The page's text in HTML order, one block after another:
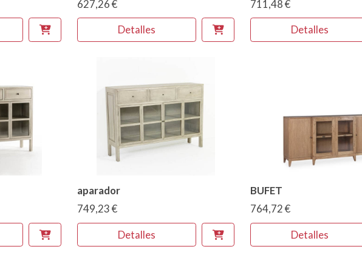
627,26 €
Detalles
711,48 €
Detalles
aparador
749,23 €
Detalles
BUFET
764,72 €
Detalles